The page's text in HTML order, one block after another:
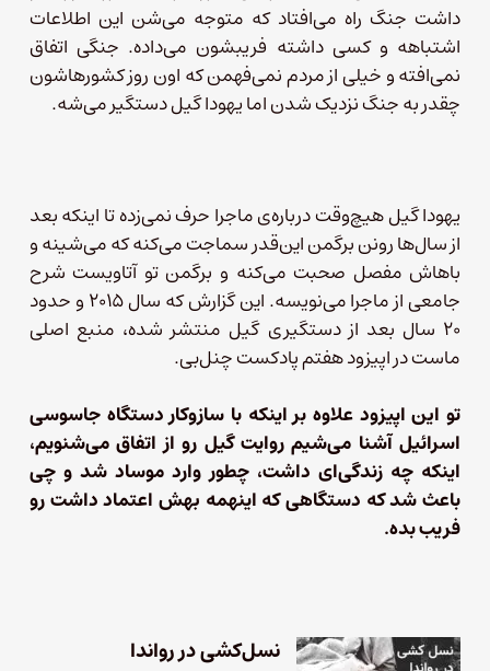
داشت جنگ راه می‌افتاد که متوجه می‌شن این اطلاعات
اشتباهه و کسی داشته فریبشون می‌داده. جنگی اتفاق
نمی‌افته و خیلی از مردم نمی‌فهمن که اون روز کشورهاشون
چقدر به جنگ نزدیک شدن اما یهودا گیل دستگیر می‌شه.
یهودا گیل هیچ‌وقت درباره‌ی ماجرا حرف نمی‌زده تا اینکه بعد
از سال‌ها رونن برگمن این‌قدر سماجت می‌کنه که می‌شینه و
باهاش مفصل صحبت می‌کنه و برگمن تو آتاویست شرح
جامعی از ماجرا می‌نویسه. این گزارش که سال ۲۰۱۵ و حدود
۲۰ سال بعد از دستگیری گیل منتشر شده، منبع اصلی
ماست در اپیزود هفتم پادکست چنل‌بی.
تو این اپیزود علاوه بر اینکه با سازوکار دستگاه جاسوسی
اسرائیل آشنا می‌شیم روایت گیل رو از اتفاق می‌شنویم،
اینکه چه زندگی‌ای داشت، چطور وارد موساد شد و چی
باعث شد که دستگاهی که اینهمه بهش اعتماد داشت رو
فریب بده.
نسل‌کشی در رواندا